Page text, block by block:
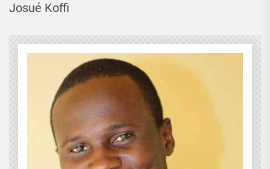
Josué Koffi